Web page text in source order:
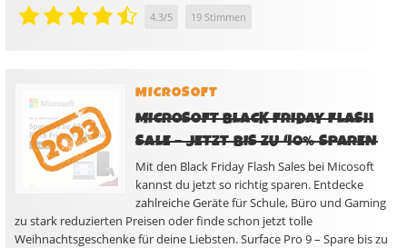
4.3/5 19 Stimmen
MICROSOFT
MICROSOFT BLACK FRIDAY FLASH
SALE – JETZT BIS ZU 40% SPAREN
Mit den Black Friday Flash Sales bei Micosoft
kannst du jetzt so richtig sparen. Entdecke
zahlreiche Geräte für Schule, Büro und Gaming
zu stark reduzierten Preisen oder finde schon jetzt tolle
Weihnachtsgeschenke für deine Liebsten. Surface Pro 9 – Spare bis zu